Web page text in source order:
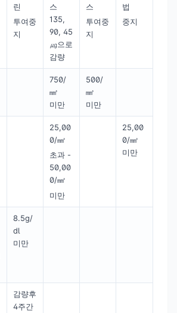
린
투여중
지
스
135,
90, 45
㎍으로
감량
스
투여중
지
법
중지
750/
㎣
미만
500/
㎣
미만
25,00
0/㎣
초과 -
50,00
0/㎣
미만
25,00
0/㎣
미만
8.5g/
dl
미만
감량후
4주간